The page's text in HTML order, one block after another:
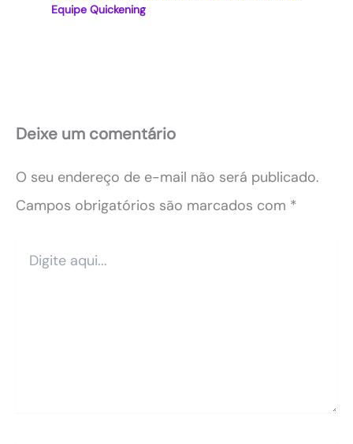
Equipe Quickening
Deixe um comentário
O seu endereço de e-mail não será publicado.
Campos obrigatórios são marcados com *
aqui...